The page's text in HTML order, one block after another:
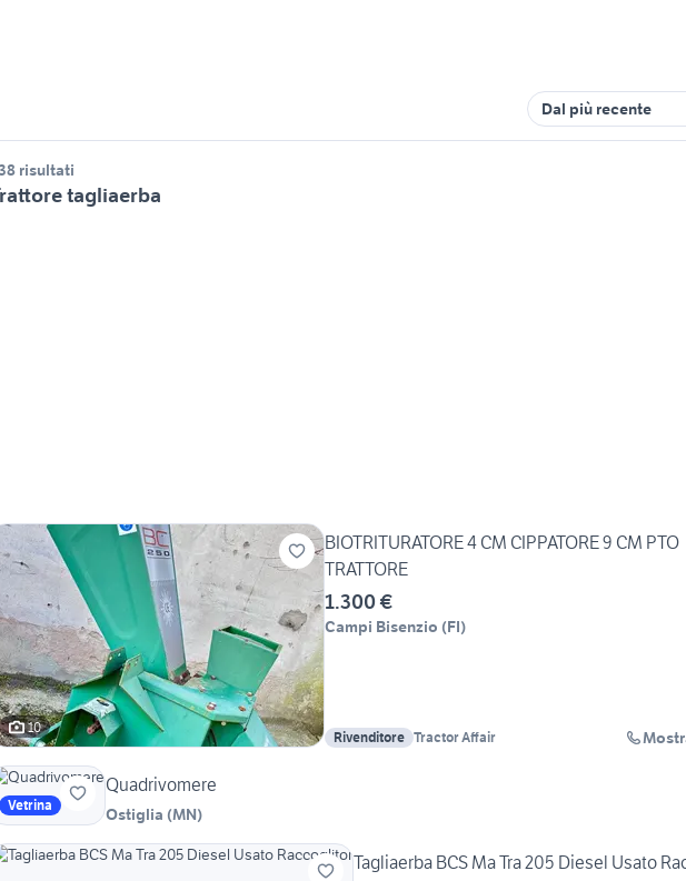
Dal più recente
risultati
tagliaerba
10
BIOTRITURATORE 4 CM CIPPATORE 9 CM PTO
TRATTORE
1.300 €
Campi Bisenzio (FI)
Rivenditore Tractor Affair
Vetrina
Quadrivomere
Ostiglia (MN)
Tagliaerba BCS Ma Tra 205 Diesel Usato